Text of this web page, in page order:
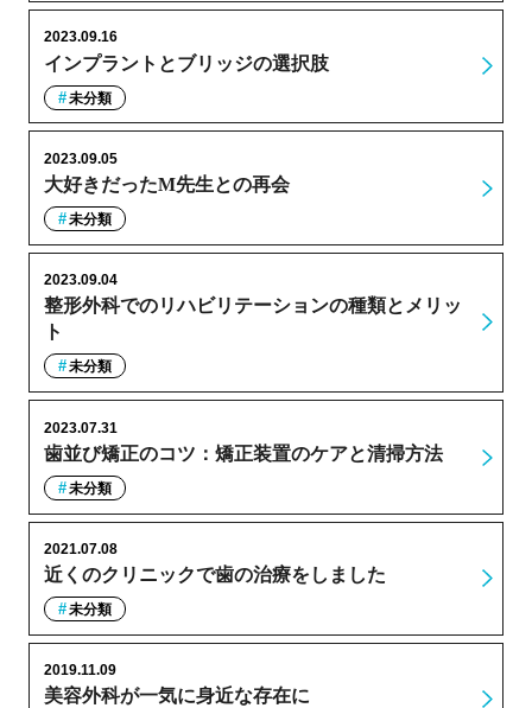
インプラントとブリッジの選択肢
2023.09.16
未分類
大好きだったM先生との再会
2023.09.05
未分類
整形外科でのリハビリテーションの種類とメリッ
ト
2023.09.04
未分類
歯並び矯正のコツ：矯正装置のケアと清掃方法
2023.07.31
未分類
近くのクリニックで歯の治療をしました
2021.07.08
未分類
美容外科が一気に身近な存在に
2019.11.09